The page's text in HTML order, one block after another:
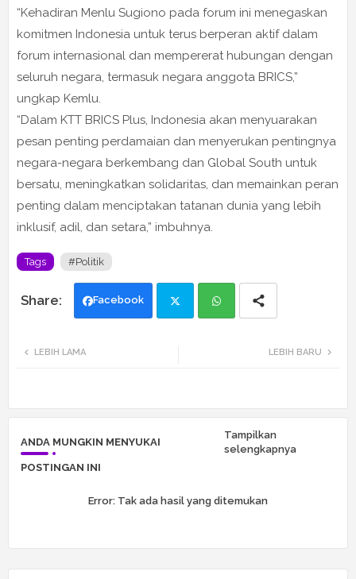
“Kehadiran Menlu Sugiono pada forum ini menegaskan
komitmen Indonesia untuk terus berperan aktif dalam
forum internasional dan mempererat hubungan dengan
seluruh negara, termasuk negara anggota BRICS,”
ungkap Kemlu.
“Dalam KTT BRICS Plus, Indonesia akan menyuarakan
pesan penting perdamaian dan menyerukan pentingnya
negara-negara berkembang dan Global South untuk
bersatu, meningkatkan solidaritas, dan memainkan peran
penting dalam menciptakan tatanan dunia yang lebih
inklusif, adil, dan setara,” imbuhnya.
Tags #Politik
Facebook
LEBIH BARU
LEBIH LAMA
ANDA MUNGKIN MENYUKAI
POSTINGAN INI
Tampilkan
selengkapnya
Error: Tak ada hasil yang ditemukan